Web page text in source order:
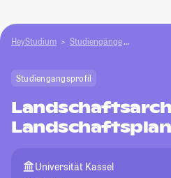
HeyStudium Studiengänge
Studiengangsprofil
Universität Kassel